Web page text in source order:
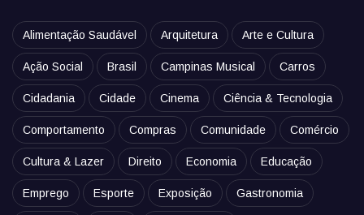
Alimentação Saudável Arquitetura Arte e Cultura
Ação Social Brasil Campinas Musical Carros
Cidadania Cidade Cinema Ciência & Tecnologia
Comportamento Compras Comunidade Comércio
Cultura & Lazer Direito Economia Educação
Emprego Esporte Exposição Gastronomia